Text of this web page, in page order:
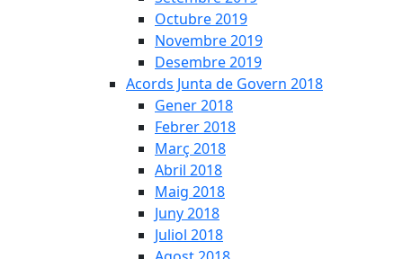
Octubre 2019
Novembre 2019
Desembre 2019
Acords Junta de Govern 2018
Gener 2018
Febrer 2018
Març 2018
Abril 2018
Maig 2018
Juny 2018
Juliol 2018